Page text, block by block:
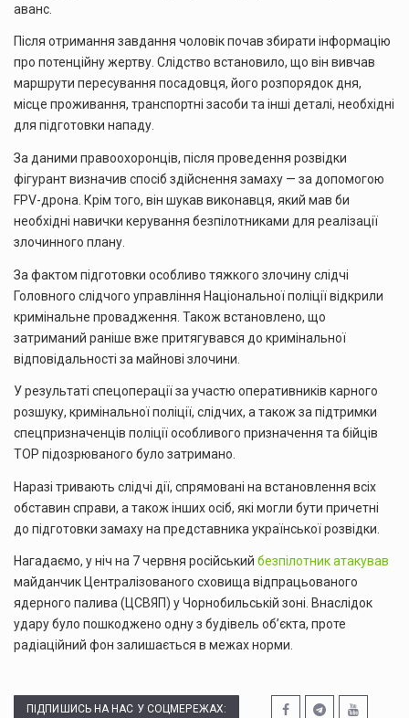
аванс.
Після отримання завдання чоловік почав збирати інформацію
про потенційну жертву. Слідство встановило, що він вивчав
маршрути пересування посадовця, його розпорядок дня,
місце проживання, транспортні засоби та інші деталі, необхідні
для підготовки нападу.
За даними правоохоронців, після проведення розвідки
фігурант визначив спосіб здійснення замаху — за допомогою
FPV-дрона. Крім того, він шукав виконавця, який мав би
необхідні навички керування безпілотниками для реалізації
злочинного плану.
За фактом підготовки особливо тяжкого злочину слідчі
Головного слідчого управління Національної поліції відкрили
кримінальне провадження. Також встановлено, що
затриманий раніше вже притягувався до кримінальної
відповідальності за майнові злочини.
У результаті спецоперації за участю оперативників карного
розшуку, кримінальної поліції, слідчих, а також за підтримки
спецпризначенців поліції особливого призначення та бійців
ТОР підозрюваного було затримано.
Наразі тривають слідчі дії, спрямовані на встановлення всіх
обставин справи, а також інших осіб, які могли бути причетні
до підготовки замаху на представника української розвідки.
Нагадаємо, у ніч на 7 червня російський безпілотник атакував
майданчик Централізованого сховища відпрацьованого
ядерного палива (ЦСВЯП) у Чорнобильській зоні. Внаслідок
удару було пошкоджено одну з будівель об’єкта, проте
радіаційний фон залишається в межах норми.
ПІДПИШИСЬ НА НАС У СОЦМЕРЕЖАХ: